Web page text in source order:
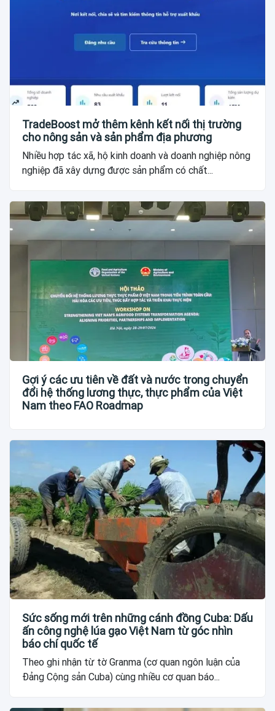
TradeBoost mở thêm kênh kết nối thị trường
cho nông sản và sản phẩm địa phương
Nhiều hợp tác xã, hộ kinh doanh và doanh nghiệp nông
nghiệp đã xây dựng được sản phẩm có chất...
Gợi ý các ưu tiên về đất và nước trong chuyển
đổi hệ thống lương thực, thực phẩm của Việt
Nam theo FAO Roadmap
Sức sống mới trên những cánh đồng Cuba: Dấu
ấn công nghệ lúa gạo Việt Nam từ góc nhìn
báo chí quốc tế
Theo ghi nhận từ tờ Granma (cơ quan ngôn luận của
Đảng Cộng sản Cuba) cùng nhiều cơ quan báo...